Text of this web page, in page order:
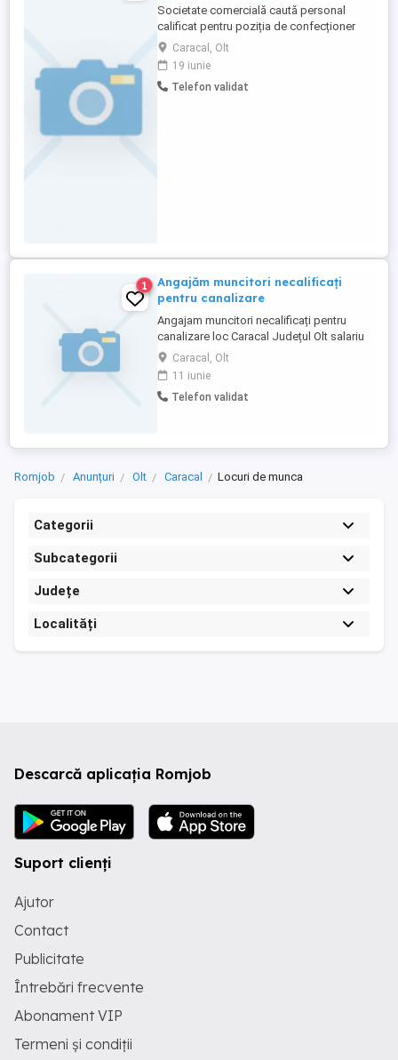
Societate comercială caută personal
calificat pentru poziția de confecționer
textile. Candidatul ideal va avea experiență
în operarea mașinilor de cusut industriale
și cunoștințe solide despre diverse tipuri
de materiale textile și tehnici de
Caracal, Olt
19 iunie
Telefon validat
1
Angajăm muncitori necalificați
pentru canalizare
Angajam muncitori necalificați pentru
canalizare loc Caracal Județul Olt salariu
atractiv 5000 de lei pe lună mai multe
relații la nr telefon
Caracal, Olt
11 iunie
Telefon validat
Romjob Anunțuri Olt Caracal Locuri de munca
Categorii
Subcategorii
Județe
Localități
Descarcă aplicația Romjob
Suport clienți
Ajutor
Contact
Publicitate
Întrebări frecvente
Abonament VIP
Termeni și condiții